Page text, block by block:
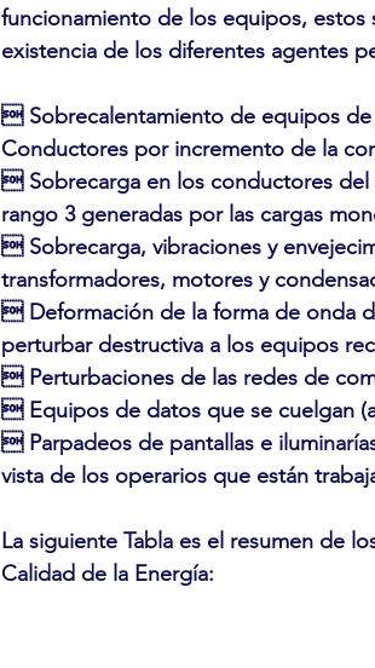
funcionamiento de los equipos, estos
existencia de los diferentes agentes
 Sobrecalentamiento de equipos
Conductores por incremento de la
 Sobrecarga en los conductores
rango 3 generadas por las cargas
 Sobrecarga, vibraciones y
transformadores, motores y
 Deformación de la forma de onda
perturbar destructiva a los equipos
 Perturbaciones de las redes de
 Equipos de datos que se cuelgan
 Parpadeos de pantallas e
vista de los operarios que están
La siguiente Tabla es el resumen de
Calidad de la Energía: